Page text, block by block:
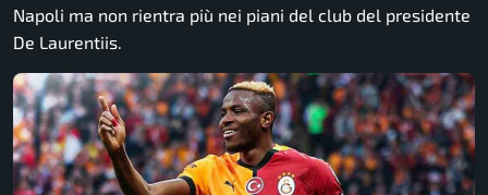
Napoli ma non rientra più nei piani del club del presidente
De Laurentiis.